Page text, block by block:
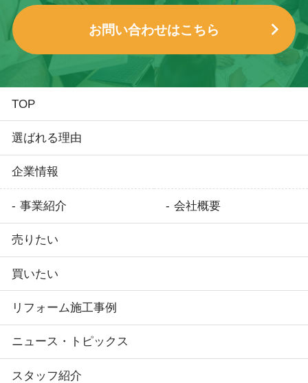
お問い合わせはこちら
TOP
選ばれる理由
企業情報
事業紹介 会社概要
売りたい
買いたい
リフォーム施工事例
ニュース・トピックス
スタッフ紹介